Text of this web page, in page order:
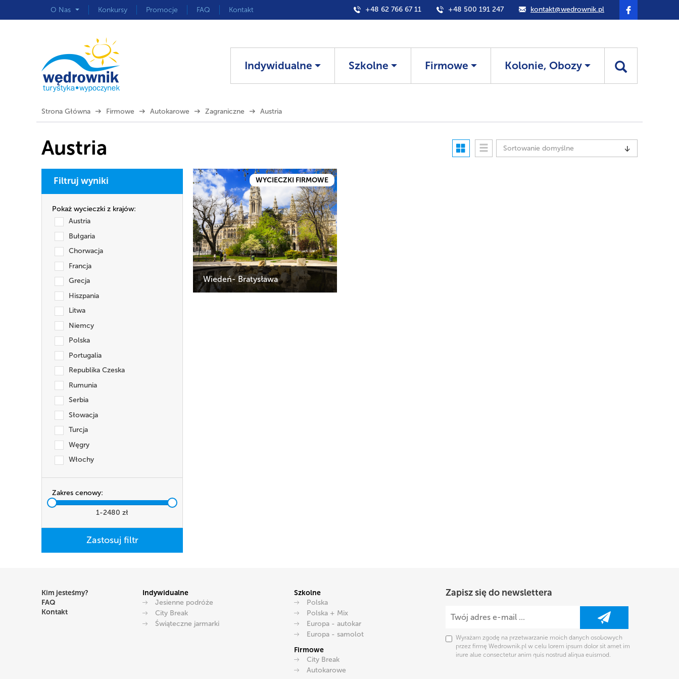
O Nas Konkursy Promocje FAQ Kontakt kontakt@wedrownik.pl
+48 500 191 247
+48 62 766 67 11
Indywidualne Szkolne Firmowe Kolonie, Obozy
Strona Główna Firmowe Autokarowe Zagraniczne Austria
Austria Sortowanie domyślne
Filtruj wyniki
Pokaż wycieczki z krajów:
Austria
Bułgaria
Chorwacja
Francja
Grecja
Hiszpania
Litwa
Niemcy
Polska
Portugalia
Republika Czeska
Rumunia
Serbia
Słowacja
Turcja
Węgry
Włochy
Zakres cenowy:
1-2480 zł
WYCIECZKI FIRMOWE
Wiedeń- Bratysława
Cena:
Cena od
Kim jesteśmy?
FAQ
Kontakt
Indywidualne
Jesienne podróże
City Break
Świąteczne jarmarki
Szkolne
Polska
Polska + Mix
Europa - autokar
Europa - samolot
Firmowe
City Break
Autokarowe
Zapisz się do newslettera
Wyrażam zgodę na przetwarzanie moich danych osobowych
przez firmę Wedrownik.pl w celu lorem ipsum dolor sit amet im
irure alue consectetur anim quis nostrud aliqua euismod.